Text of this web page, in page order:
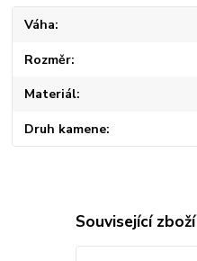
Váha
Rozměr
Materiál
Druh kamene
Související zboží